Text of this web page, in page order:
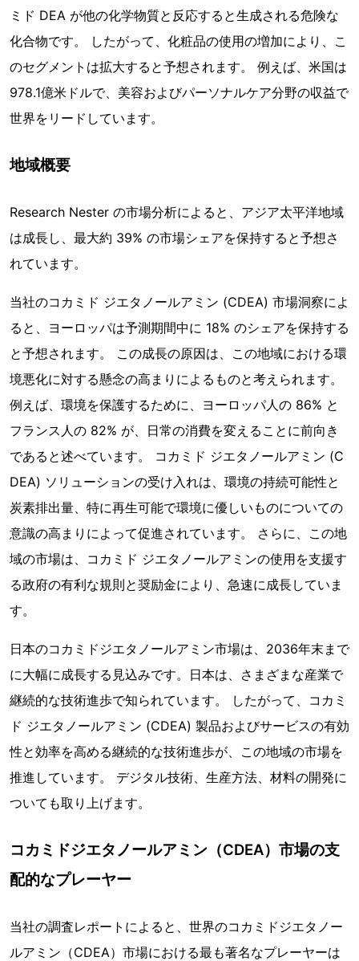
ミド DEA が他の化学物質と反応すると生成される危険な
化合物です。 したがって、化粧品の使用の増加により、こ
のセグメントは拡大すると予想されます。 例えば、米国は
978.1億米ドルで、美容およびパーソナルケア分野の収益で
世界をリードしています。
地域概要
Research Nester の市場分析によると、アジア太平洋地域
は成長し、最大約 39% の市場シェアを保持すると予想さ
れています。
当社のコカミド ジエタノールアミン (CDEA) 市場洞察によ
ると、ヨーロッパは予測期間中に 18% のシェアを保持する
と予想されます。 この成長の原因は、この地域における環
境悪化に対する懸念の高まりによるものと考えられます。
例えば、環境を保護するために、ヨーロッパ人の 86% と
フランス人の 82% が、日常の消費を変えることに前向き
であると述べています。 コカミド ジエタノールアミン (C
DEA) ソリューションの受け入れは、環境の持続可能性と
炭素排出量、特に再生可能で環境に優しいものについての
意識の高まりによって促進されています。 さらに、この地
域の市場は、コカミド ジエタノールアミンの使用を支援す
る政府の有利な規則と奨励金により、急速に成長していま
す。
日本のコカミドジエタノールアミン市場は、2036年末まで
に大幅に成長する見込みです。日本は、さまざまな産業で
継続的な技術進歩で知られています。 したがって、コカミ
ド ジエタノールアミン (CDEA) 製品およびサービスの有効
性と効率を高める継続的な技術進歩が、この地域の市場を
推進しています。 デジタル技術、生産方法、材料の開発に
ついても取り上げます。
コカミドジエタノールアミン（CDEA）市場の支
配的なプレーヤー
当社の調査レポートによると、世界のコカミドジエタノー
ルアミン（CDEA）市場における最も著名なプレーヤーは